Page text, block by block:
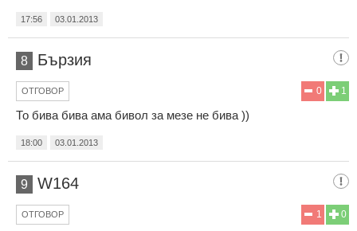
17:56 03.01.2013
8 Бързия
1
0
ОТГОВОР
То бива бива ама бивол за мезе не бива ))
18:00 03.01.2013
9 W164
0
1
ОТГОВОР